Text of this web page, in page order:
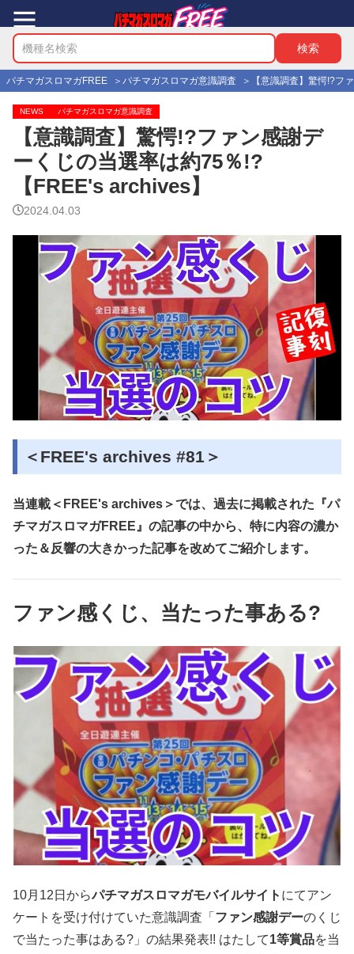
パチマガスロマガFREE パチマガスロマガ意識調査 【意識調査】驚愕!?フ
NEWS パチマガスロマガ意識調査
【意識調査】驚愕!?ファン感謝デ
ーくじの当選率は約75％!?
【FREE's archives】
2024.04.03
＜FREE's archives #81＞
当連載＜FREE's archives＞では、過去に掲載された『パ
チマガスロマガFREE』の記事の中から、特に内容の濃か
った＆反響の大きかった記事を改めてご紹介します。
ファン感くじ、当たった事ある?
10月12日からパチマガスロマガモバイルサイト にてアン
ケートを受け付けていた意識調査「 ファン感謝デーのくじ
で当たった事はある?」の結果発表!! はたして1等賞品を当